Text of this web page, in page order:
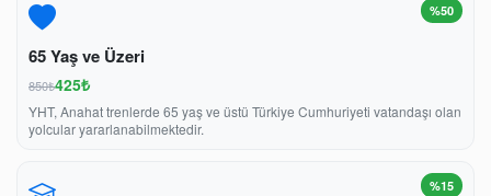
%50
65 Yaş ve Üzeri
850₺425₺
YHT, Anahat trenlerde 65 yaş ve üstü Türkiye Cumhuriyeti vatandaşı olan
yolcular yararlanabilmektedir.
%15